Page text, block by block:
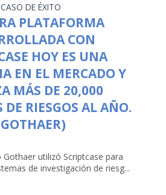
CASO DE ÉXITO
PLATAFORMA
CON
HOY ES UNA
EN EL MERCADO Y
MÁS DE 20,000
DE RIESGOS AL AÑO.
utilizó Scriptcase para
de investigación de riesg...